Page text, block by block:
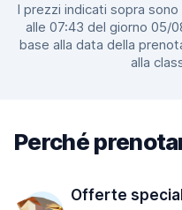
I prezzi indicati sopra
alle 07:43 del giorno 05/
base alla data della
alla
Perché
Offerte